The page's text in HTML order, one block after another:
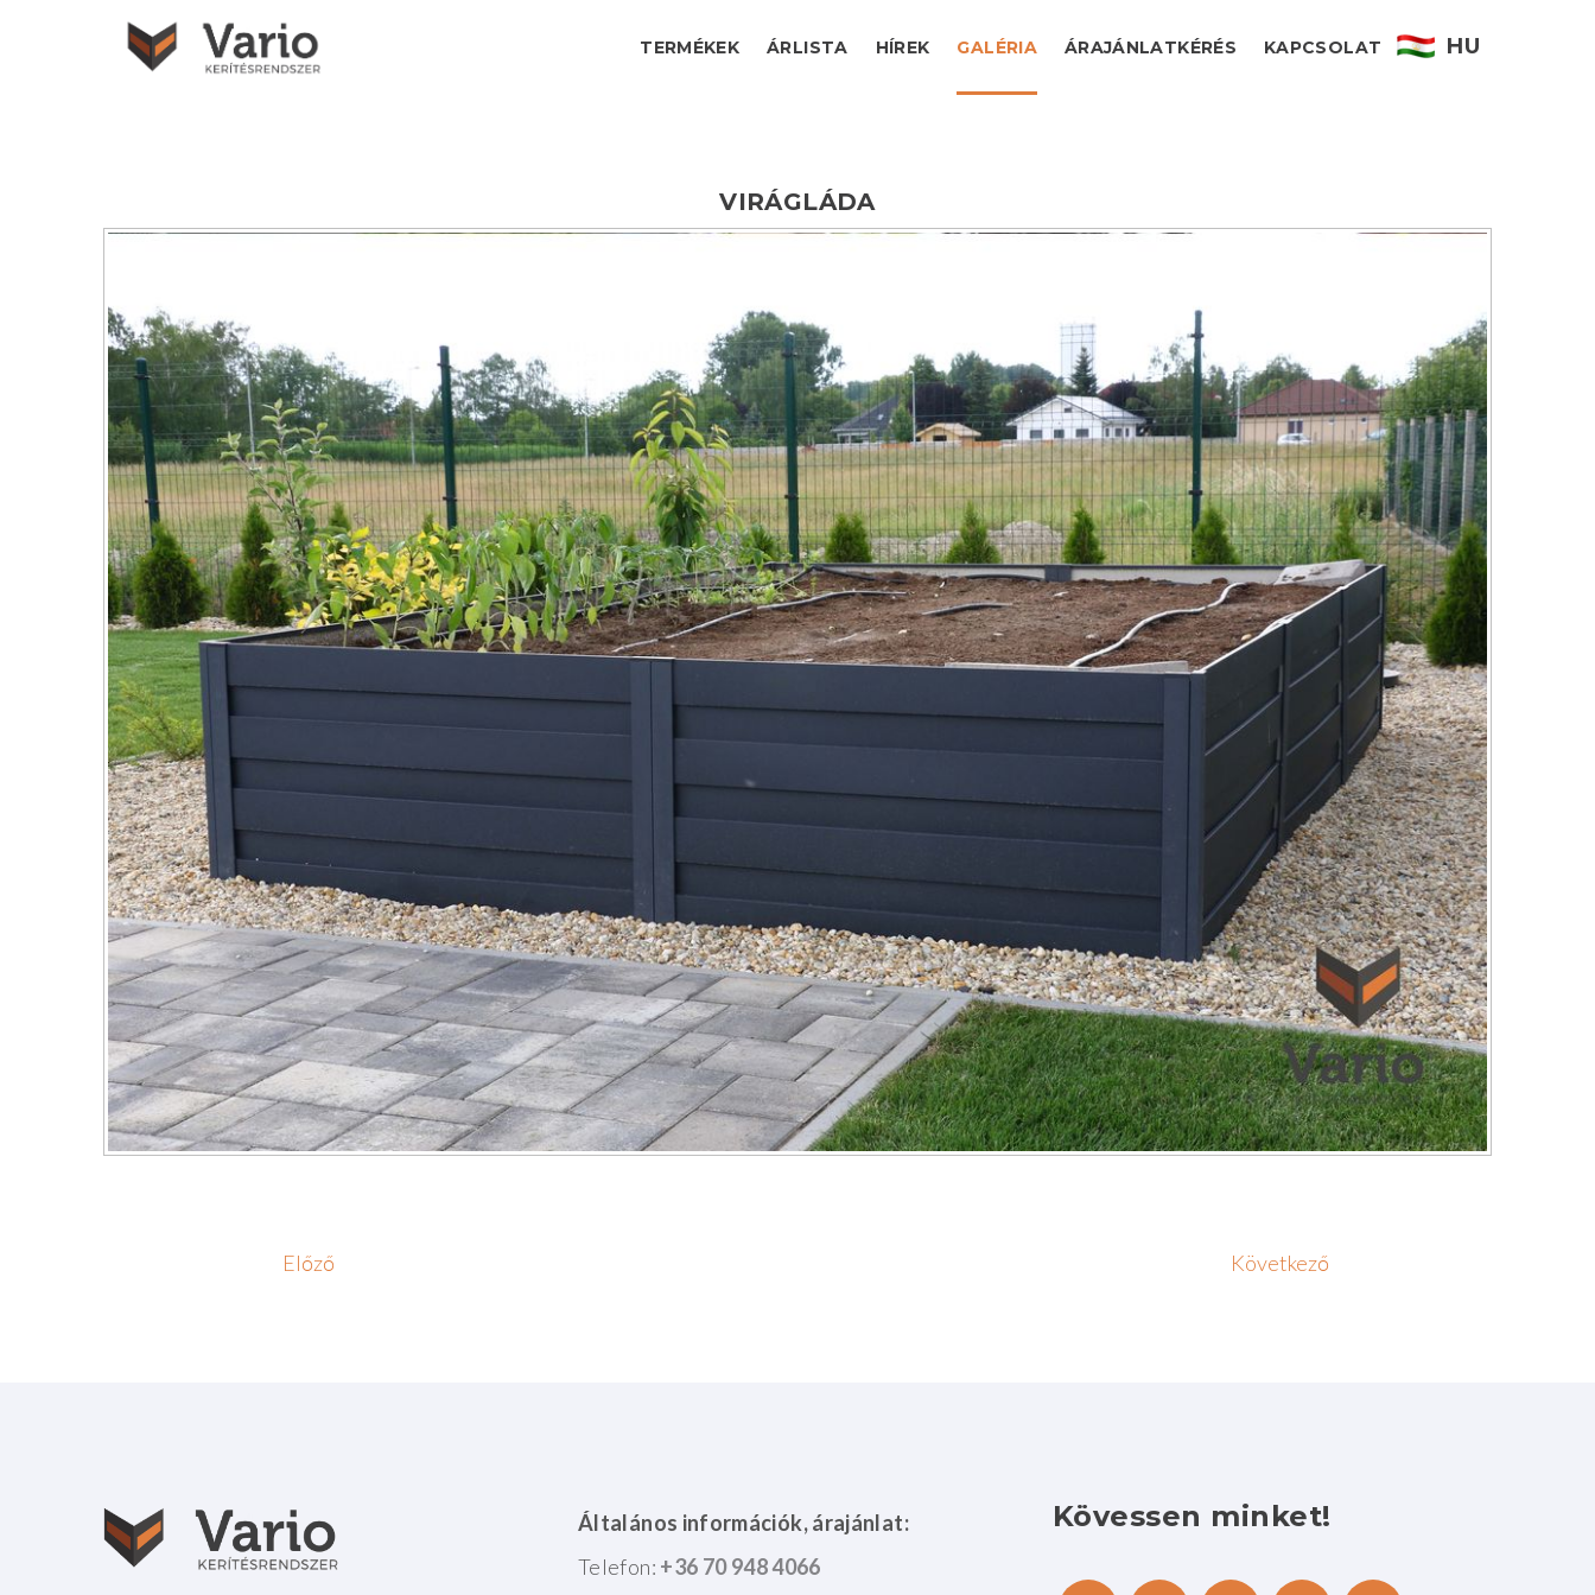
TERMÉKEK ÁRLISTA HÍREK GALÉRIA ÁRAJÁNLATKÉRÉS KAPCSOLAT HU
VIRÁGLÁDA
Előző Következő
Általános információk, árajánlat:
Telefon: +36 70 948 4066
Kövessen minket!